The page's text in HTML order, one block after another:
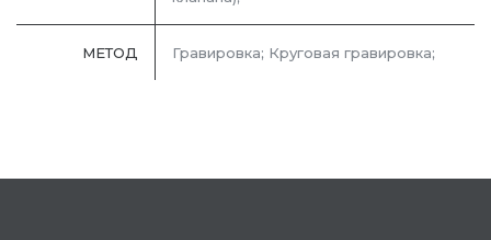
МЕТОД Гравировка; Круговая гравировка;